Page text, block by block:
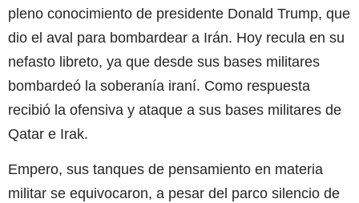
pleno conocimiento de presidente Donald Trump, que
dio el aval para bombardear a Irán. Hoy recula en su
nefasto libreto, ya que desde sus bases militares
bombardeó la soberanía iraní. Como respuesta
recibió la ofensiva y ataque a sus bases militares de
Qatar e Irak.
Empero, sus tanques de pensamiento en materia
militar se equivocaron, a pesar del parco silencio de